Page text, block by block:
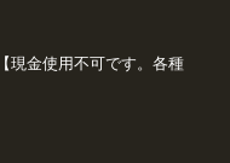
現金使用不可です。各種